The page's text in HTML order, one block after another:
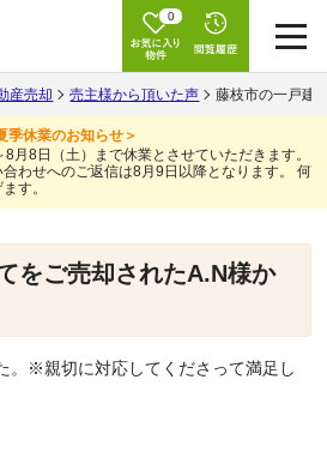
0
産売却 売主様から頂いた声 藤枝市の一戸建
季休業のお知らせ＞
月8日（土）まで休業とさせていただきます。
わせへのご返信は8月9日以降となります。
何
す。
をご売却されたA.N様か
。※親切に対応してくださって満足し